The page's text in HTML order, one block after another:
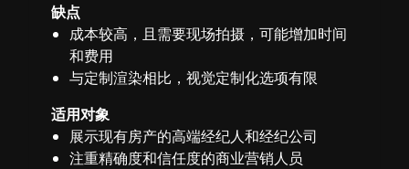
缺点
成本较高，且需要现场拍摄，可能增加时间
和费用
与定制渲染相比，视觉定制化选项有限
适用对象
展示现有房产的高端经纪人和经纪公司
注重精确度和信任度的商业营销人员